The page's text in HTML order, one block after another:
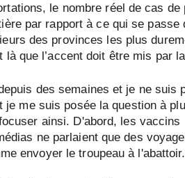
le nombre réel de cas
par rapport à ce qui se
des provinces les plus
là que l’accent doit être mis par
des semaines et je ne suis
je me suis posée la question à
ainsi. D'abord, les
ne parlaient que des
envoyer le troupeau à